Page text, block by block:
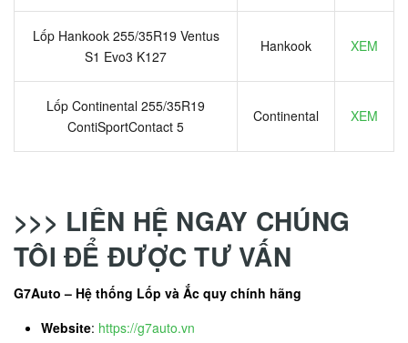
Lốp Hankook 255/35R19 Ventus
S1 Evo3 K127
Hankook XEM
Lốp Continental 255/35R19
ContiSportContact 5
Continental XEM
>>> LIÊN HỆ NGAY CHÚNG
TÔI ĐỂ ĐƯỢC TƯ VẤN
G7Auto – Hệ thống Lốp và Ắc quy chính hãng
Website: https://g7auto.vn